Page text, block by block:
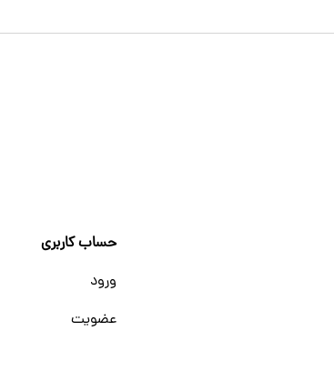
حساب کاربری
ورود
عضویت